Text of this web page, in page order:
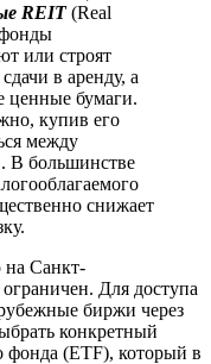
REIT(Real
или строят
в аренду, а
ценные бумаги.
купив его
между
В большинстве
снижает
Санкт-
Для доступа
биржи через
конкретный
(ETF), который в